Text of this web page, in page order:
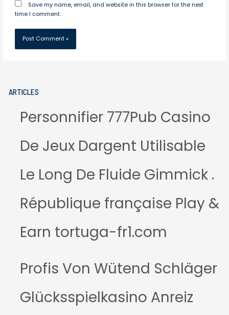
Save my name, email, and website in this browser for the next
time I comment.
ARTICLES
Personnifier 777Pub Casino
De Jeux Dargent Utilisable
Le Long De Fluide Gimmick .
République française Play &
Earn tortuga-fr1.com
Profis Von Wütend Schläger
Glücksspielkasino Anreiz